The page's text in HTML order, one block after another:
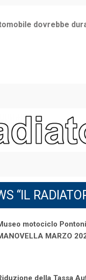
dovrebbe
“IL
motociclo
MARZO
della Tassa